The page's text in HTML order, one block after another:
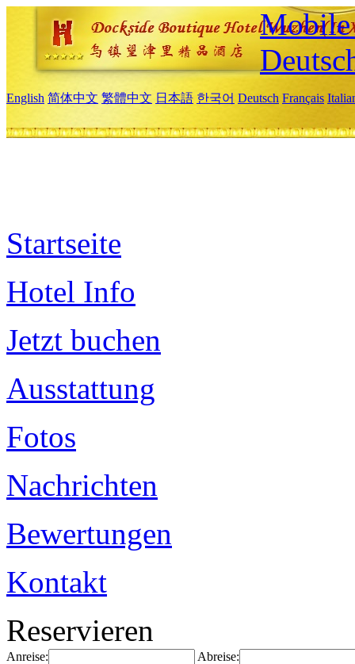
Mobile
English 简体中文 繁體中文 日本語 한국어 Deutsch Français
Startseite
Hotel Info
Jetzt buchen
Ausstattung
Fotos
Nachrichten
Bewertungen
Kontakt
Reservieren
Anreise: Abreise: